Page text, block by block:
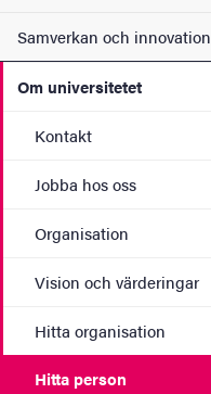
Samverkan och innovation
Om universitetet
Kontakt
Jobba hos oss
Organisation
Vision och värderingar
Hitta organisation
Hitta person